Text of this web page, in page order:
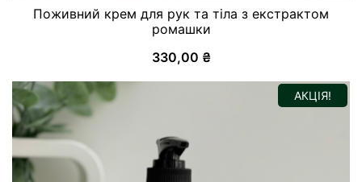
Поживний крем для рук та тіла з екстрактом
ромашки
330,00 ₴
АКЦІЯ!